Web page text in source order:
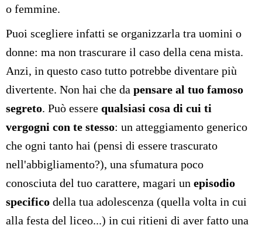
o femmine.
Puoi scegliere infatti se organizzarla tra uomini o
donne: ma non trascurare il caso della cena mista.
Anzi, in questo caso tutto potrebbe diventare più
divertente. Non hai che da pensare al tuo famoso
segreto. Può essere qualsiasi cosa di cui ti
vergogni con te stesso: un atteggiamento generico
che ogni tanto hai (pensi di essere trascurato
nell'abbigliamento?), una sfumatura poco
conosciuta del tuo carattere, magari un episodio
specifico della tua adolescenza (quella volta in cui
alla festa del liceo...) in cui ritieni di aver fatto una